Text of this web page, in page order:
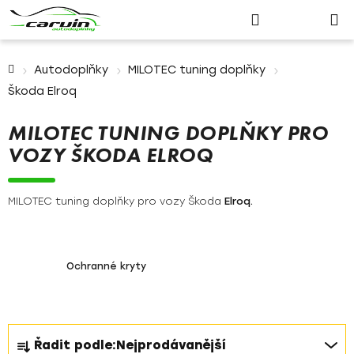
Přihlášení
košík
Autodoplňky
MILOTEC tuning doplňky
Škoda Elroq
MILOTEC TUNING DOPLŇKY PRO
VOZY ŠKODA ELROQ
MILOTEC tuning doplňky pro vozy Škoda Elroq.
Ochranné kryty
Ř
Řadit podle:Nejprodávanější